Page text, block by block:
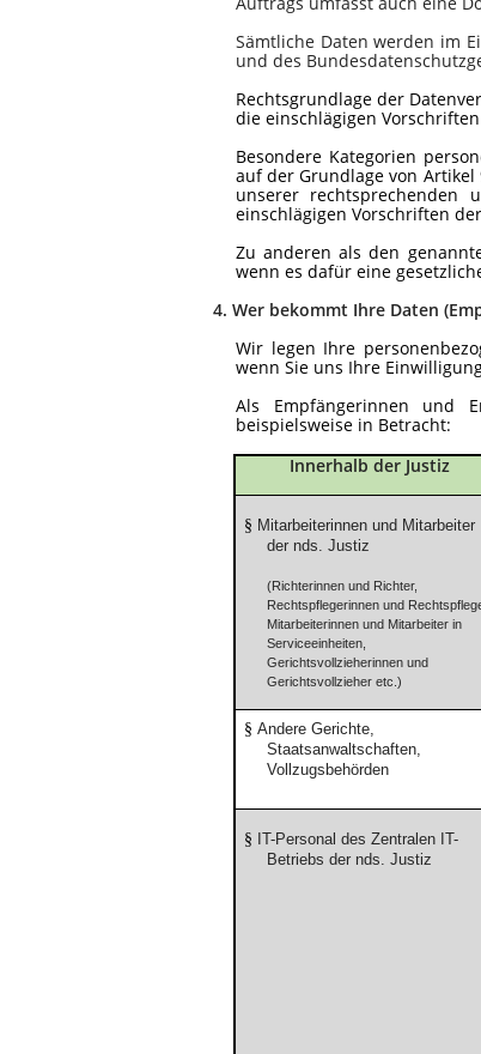
Sämtliche Daten werden im
und des
Rechtsgrundlage der
die einschlägigen
Besondere Kategorien
auf der Grundlage von Artikel
unserer rechtsprechenden
einschlägigen Vorschriften
Zu anderen als den
wenn es dafür eine
4. Wer bekommt Ihre Daten
Wir legen Ihre
wenn Sie uns Ihre
Als Empfängerinnen und
beispielsweise in Betracht:
Innerhalb der Justiz
§ Mitarbeiterinnen und Mitarbeiter
der nds. Justiz
(Richterinnen und Richter,
Rechtspflegerinnen und
Mitarbeiterinnen und Mitarbeiter in
Serviceeinheiten,
Gerichtsvollzieherinnen und
Gerichtsvollzieher etc.)
§ Andere Gerichte,
Staatsanwaltschaften,
Vollzugsbehörden
§ IT-Personal des Zentralen IT-
Betriebs der nds. Justiz